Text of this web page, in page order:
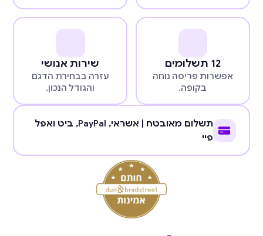
12 תשלומים
אפשרות פריסה נוחה
בקופה.
שירות אנושי
עזרה בבחירת הדגם
והגודל הנכון.
תשלום מאובטח | אשראי, PayPal, ביט ואפל
פיי